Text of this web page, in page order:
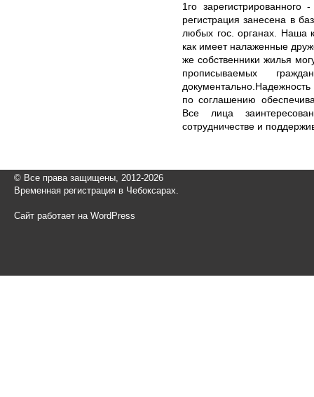
1го
регистрация занесена в
любых гос. органах. Наша
как имеет налаженные
же собственники жилья
прописываемых
по соглашению
Все лица
сотрудничестве и
© Все права защищены, 2012-2026
Временная регистрация в Чебоксарах.
Сайт работает на WordPress